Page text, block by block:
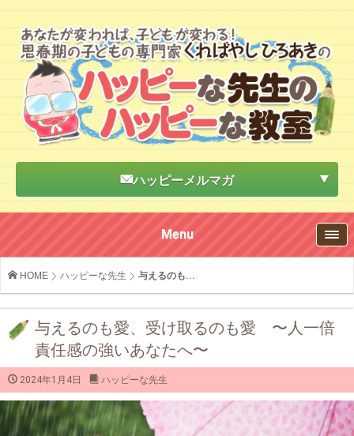
ハッピーメルマガ
Menu
HOME ハッピーな先生 与えるのも...
与えるのも愛、受け取るのも愛 〜人一倍
責任感の強いあなたへ〜
2024年1月4日 ハッピーな先生